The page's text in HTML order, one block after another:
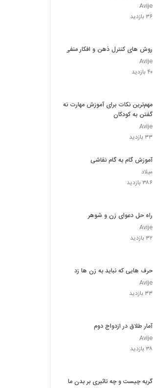
Avije
۳۶ بازدید
روش های کنترل ذهن و افکار منفی
Avije
۴۰ بازدید
مهم‌ترین نکات برای آموزش مهارت نه
گفتن به کودکان
Avije
۳۳ بازدید
آموزش گام به گام نقاشی
میلاد
۳۸۶ بازدید
راه حل دعوای زن و شوهر
Avije
۳۲ بازدید
حرف هایی که نباید به زن ها زد
Avije
۳۳ بازدید
آمار طلاق در ازدواج دوم
Avije
۳۸ بازدید
گریه چیست و چه تاثیری بر بدن ما